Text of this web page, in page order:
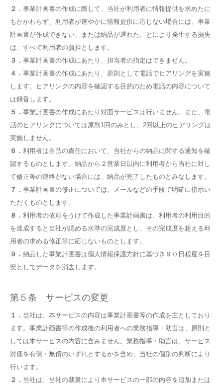
２． 事業計画書の作成に際して、当社が利用者に情報提供を求めたに
もかかわらず、利用者が速やかに情報提供に応じない場合には、事業
計画書が作成できない、または納品が遅れたことにより発生する損失
は、すべて利用者の負担とします。
３． 事業計画書の作成にあたり、担当者の指定はできません。
４． 事業計画書の作成にあたり、原則として電話でヒアリングを実施
します。ヒアリングの内容を確認する目的のため電話の内容について
は録音します。
５． 事業計画書の作成にあたり対面サービスは行いません。また、電
話のヒアリングについては原則1回のみとし、2回以上のヒアリングは
実施しません。
６． 利用者は自己の責任において、当社からの納品に関する通知を確
認するものとします。納品から２営業日以内に利用者から当社に対し
て修正等の連絡がない場合には、納品が完了したものとみなします。
７． 事業計画書の修正については、メールなどの手段で明確に指示い
ただくものとします。
８． 利用者の依頼をうけて作成した事業計画書は、利用者の利用目的
を達成すると当社が認める水準の完成度とし、その完成度を超える利
用者の求める修正等に応じないものとします。
９． 納品した事業計画書は個人情報保護方針に基づき９０日程度を目
安としてデータを消去します。
第５条 サービスの変更
１． 当社は、本サービスの内容は事業計画書等の作成を主としており
ます。事業計画書等の作成後の利用者への業務指導・助言は、原則と
しては本サービスの内容に含みません。業務指導・助言は、サービス
対価を有償・無償のいずれとするかを含め、当社の個別の判断により
行います。
２． 当社は、当社の裁量により本サービスの一部の内容を追加または